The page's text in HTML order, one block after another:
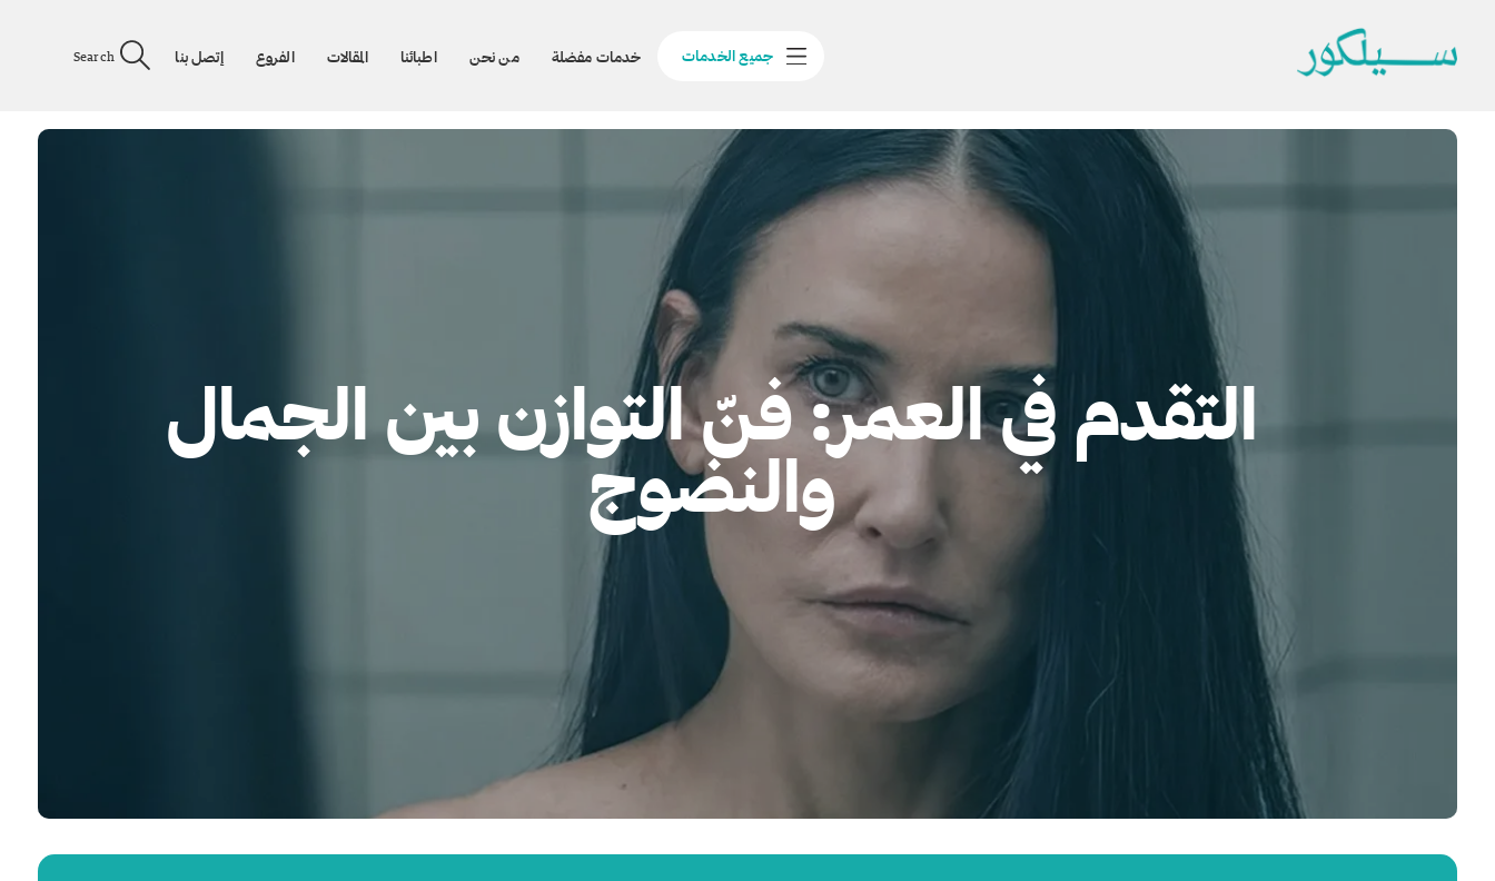
جميع الخدمات خدمات مفضلة من نحن اطبائنا المقالات الفروع إتصل بنا Search
التقدم في العمر: فنّ التوازن بين الجمال
والنضوج